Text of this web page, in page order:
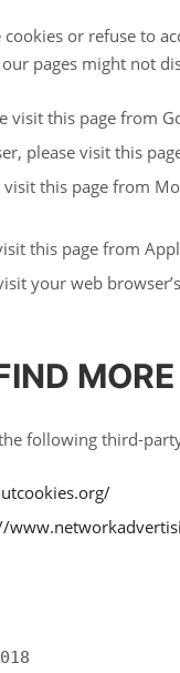
or refuse to
pages might not
visit this page from
please visit this
this page from
this page from
your web
following third-